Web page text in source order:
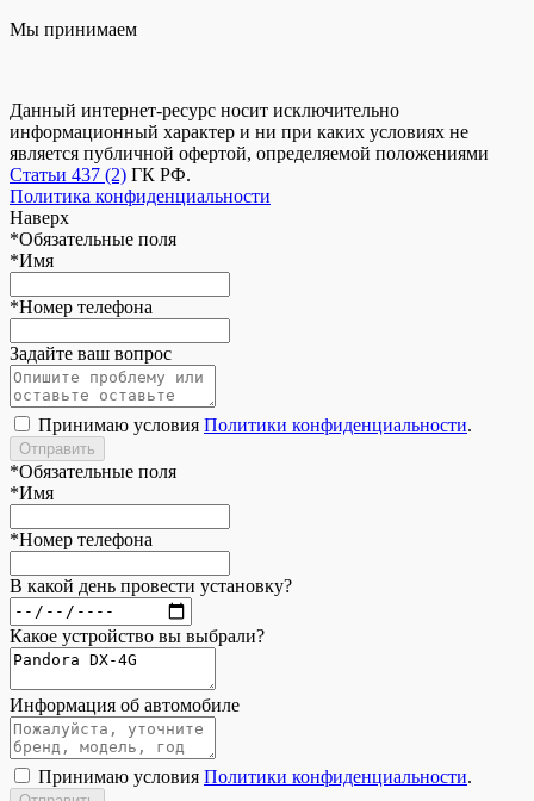
Мы принимаем
Данный интернет-ресурс носит исключительно
информационный характер и ни при каких условиях не
является публичной офертой, определяемой положениями
Статьи 437 (2) ГК РФ.
Политика конфиденциальности
Наверх
*Обязательные поля
*Имя
*Номер телефона
Задайте ваш вопрос
Принимаю условия Политики конфиденциальности.
*Обязательные поля
*Имя
*Номер телефона
В какой день провести установку?
Какое устройство вы выбрали?
Информация об автомобиле
Принимаю условия Политики конфиденциальности.